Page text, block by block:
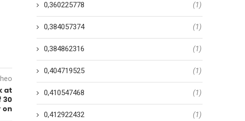
at
30
on
0,360225778 (1)
0,384057374 (1)
0,384862316 (1)
0,404719525 (1)
0,410547468 (1)
0,412922432 (1)